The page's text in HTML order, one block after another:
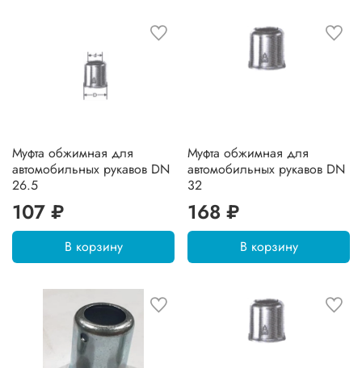
Муфта обжимная для
автомобильных рукавов DN
26.5
107 ₽
В корзину
Муфта обжимная для
автомобильных рукавов DN
32
168 ₽
В корзину